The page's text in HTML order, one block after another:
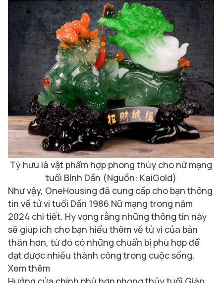
Tỳ hưu là vật phẩm hợp phong thủy cho nữ mạng
tuổi Bính Dần (Nguồn: KaiGold)
Như vậy, OneHousing đã cung cấp cho bạn thông
tin về tử vi tuổi Dần 1986 Nữ mạng trong năm
2024 chi tiết. Hy vọng rằng những thông tin này
sẽ giúp ích cho bạn hiểu thêm về tử vi của bản
thân hơn, từ đó có những chuẩn bị phù hợp để
đạt được nhiều thành công trong cuộc sống.
Xem thêm